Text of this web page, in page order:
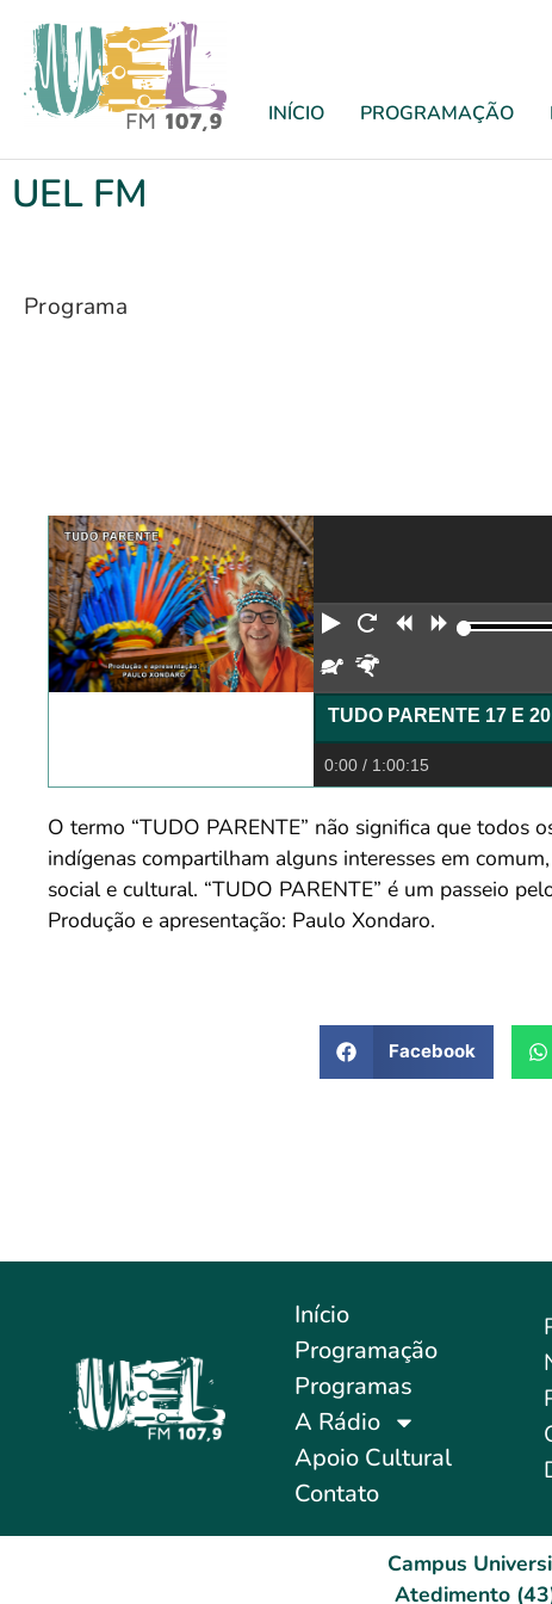
INÍCIO PROGRAMAÇÃO
UEL FM
Programa
Reproduzir
Reiniciar
Retroceder
Avançar
Devagar
TUDO PARENTE 17 E
0:00 / 1:00:15
O termo “TUDO PARENTE” não significa que todos
indígenas compartilham alguns interesses em
social e cultural. “TUDO PARENTE” é um passeio
Produção e apresentação: Paulo Xondaro.
Facebook
Início
Programação
Programas
A Rádio
Apoio Cultural
Contato
Campus
Atedimento